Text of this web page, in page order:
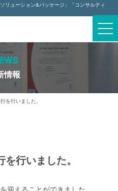
リューション&パッケージ」「コンサルティ
情報
を行いました。
行いました。